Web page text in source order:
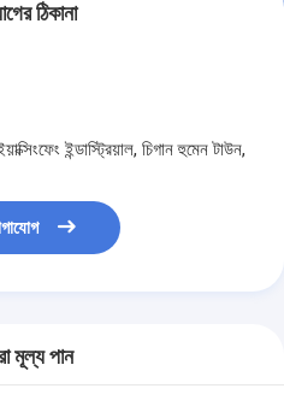
ঠিকানা
ইন্ডাস্ট্রিয়াল, চিগান হুমেন টাউন,
মূল্য পান